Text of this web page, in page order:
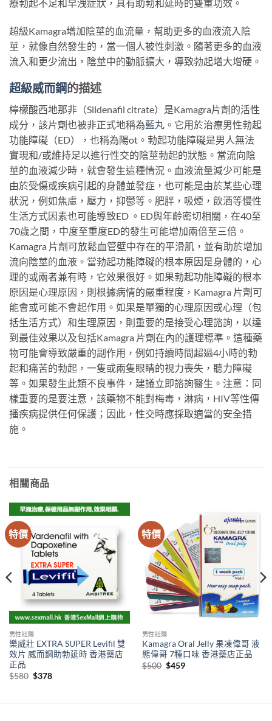
療勃起不足和早洩症狀，具有助勃和延時的雙重功效。
超級Kamagra增加陰莖的血流量，幫助更多的血液流入陰
莖，就像自然發生的，當一個人被性刺激。隨著更多的血液
流入和更少流出，陰莖中的動脈擴大，導致勃起增大增硬。
超級威而鋼的描述
檸檬酸西地那非（Sildenafil citrate）是Kamagra片劑的活性
成分，該片劑也被非正式地稱為藍丸 。它用於治療男性勃起
功能障礙（ED），也稱為陽ot。勃起功能障礙是男人無法
實現和/或維持足以進行性交的陰莖勃起的狀態。當流向陰
莖的血液減少時，就會發生這種情況。血液流量減少可能是
由於受傷或疾病引起的身體並發症，也可能是由於某些心理
狀況，例如焦慮，壓力，抑鬱等。肥胖，吸煙，飲酒等慢性
生活方式因素也可能導致ED 。ED與年齡密切相關，在40至
70歲之間，中度至重度ED的發生可能增加兩倍至三倍。
Kamagra 片劑可放鬆血管壁中存在的平滑肌，並有助於增加
流向陰莖的血液。當勃起功能障礙的根本原因是身體的，心
理的或兩者兼有時，它效果很好。如果勃起功能障礙的根本
原因是心理原因，則根據病情的嚴重程度，Kamagra 片劑可
能會或可能不會起作用。如果是單獨的心理原因或心理（包
括生活方式）和生理原因，則重要的是接受心理諮詢，以達
到最佳效果以及包括Kamagra 片劑在內的護理標準。這種藥
物可能會導致嚴重的副作用，例如持續時間超過4小時的勃
起和痛苦的勃起，一隻或兩隻眼睛的視力喪失，聽力障礙
等。如果發生此類不良事件，建議立即諮詢醫生。注意：同
樣重要的是要注意，該藥物不能對梅毒，淋病，HIV等性傳
播疾病提供任何保護；因此，性交時應採取適當的安全措
施。
相關商品
特價
男性壯陽
樂威壯 EXTRA SUPER Levifil 雙
效片 威而鋼助勃延時 香港藥店
正品
$580 Original
$378Current
特價
男性壯陽
Kamagra Oral Jelly 果凍偉哥 液
態偉哥 7種口味 香港藥店正品
$500 Original
$459Current